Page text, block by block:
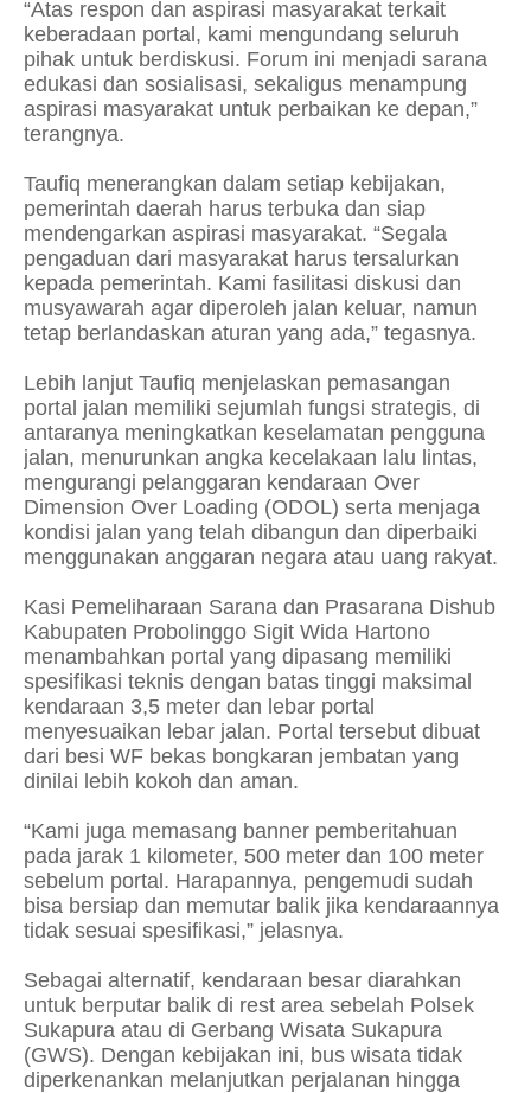
“Atas respon dan aspirasi masyarakat terkait
keberadaan portal, kami mengundang seluruh
pihak untuk berdiskusi. Forum ini menjadi sarana
edukasi dan sosialisasi, sekaligus menampung
aspirasi masyarakat untuk perbaikan ke depan,”
terangnya.
Taufiq menerangkan dalam setiap kebijakan,
pemerintah daerah harus terbuka dan siap
mendengarkan aspirasi masyarakat. “Segala
pengaduan dari masyarakat harus tersalurkan
kepada pemerintah. Kami fasilitasi diskusi dan
musyawarah agar diperoleh jalan keluar, namun
tetap berlandaskan aturan yang ada,” tegasnya.
Lebih lanjut Taufiq menjelaskan pemasangan
portal jalan memiliki sejumlah fungsi strategis, di
antaranya meningkatkan keselamatan pengguna
jalan, menurunkan angka kecelakaan lalu lintas,
mengurangi pelanggaran kendaraan Over
Dimension Over Loading (ODOL) serta menjaga
kondisi jalan yang telah dibangun dan diperbaiki
menggunakan anggaran negara atau uang rakyat.
Kasi Pemeliharaan Sarana dan Prasarana Dishub
Kabupaten Probolinggo Sigit Wida Hartono
menambahkan portal yang dipasang memiliki
spesifikasi teknis dengan batas tinggi maksimal
kendaraan 3,5 meter dan lebar portal
menyesuaikan lebar jalan. Portal tersebut dibuat
dari besi WF bekas bongkaran jembatan yang
dinilai lebih kokoh dan aman.
“Kami juga memasang banner pemberitahuan
pada jarak 1 kilometer, 500 meter dan 100 meter
sebelum portal. Harapannya, pengemudi sudah
bisa bersiap dan memutar balik jika kendaraannya
tidak sesuai spesifikasi,” jelasnya.
Sebagai alternatif, kendaraan besar diarahkan
untuk berputar balik di rest area sebelah Polsek
Sukapura atau di Gerbang Wisata Sukapura
(GWS). Dengan kebijakan ini, bus wisata tidak
diperkenankan melanjutkan perjalanan hingga